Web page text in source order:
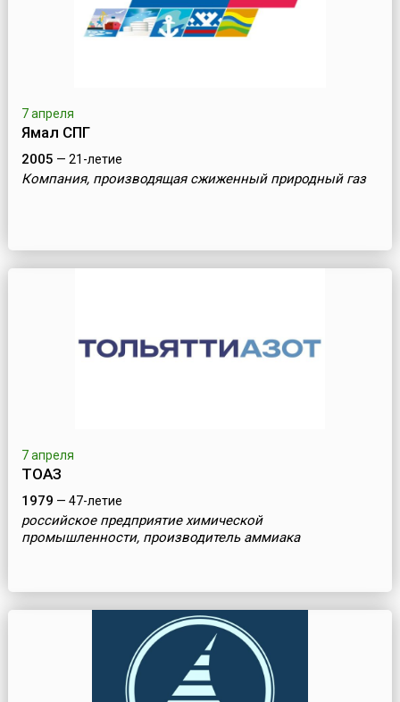
7 апреля
Ямал СПГ
2005 — 21-летие
Компания, производящая сжиженный природный газ
7 апреля
ТОАЗ
1979 — 47-летие
российское предприятие химической
промышленности, производитель аммиака